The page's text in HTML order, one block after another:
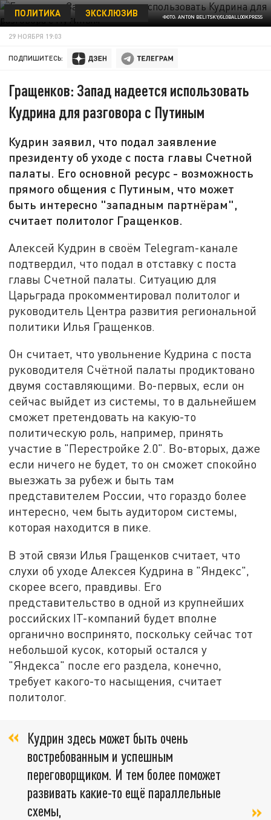
ФОТО: ANTON BELITSKY/GLOBALLOOKPRESS
ПОЛИТИКА ЭКСКЛЮЗИВ
29 НОЯБРЯ 19:03
ПОДПИШИТЕСЬ:
Гращенков: Запад надеется использовать
Кудрина для разговора с Путиным
Кудрин заявил, что подал заявление
президенту об уходе с поста главы Счетной
палаты. Его основной ресурс - возможность
прямого общения с Путиным, что может
быть интересно "западным партнёрам",
считает политолог Гращенков.
Алексей Кудрин в своём Telegram-канале
подтвердил, что подал в отставку с поста
главы Счетной палаты. Ситуацию для
Царьграда прокомментировал политолог и
руководитель Центра развития региональной
политики Илья Гращенков.
Он считает, что увольнение Кудрина с поста
руководителя Счётной палаты продиктовано
двумя составляющими. Во-первых, если он
сейчас выйдет из системы, то в дальнейшем
сможет претендовать на какую-то
политическую роль, например, принять
участие в "Перестройке 2.0". Во-вторых, даже
если ничего не будет, то он сможет спокойно
выезжать за рубеж и быть там
представителем России, что гораздо более
интересно, чем быть аудитором системы,
которая находится в пике.
В этой связи Илья Гращенков считает, что
слухи об уходе Алексея Кудрина в "Яндекс",
скорее всего, правдивы. Его
представительство в одной из крупнейших
российских IT-компаний будет вполне
органично воспринято, поскольку сейчас тот
небольшой кусок, который остался у
"Яндекса" после его раздела, конечно,
требует какого-то насыщения, считает
политолог.
Кудрин здесь может быть очень
востребованным и успешным
переговорщиком. И тем более поможет
развивать какие-то ещё параллельные
схемы,